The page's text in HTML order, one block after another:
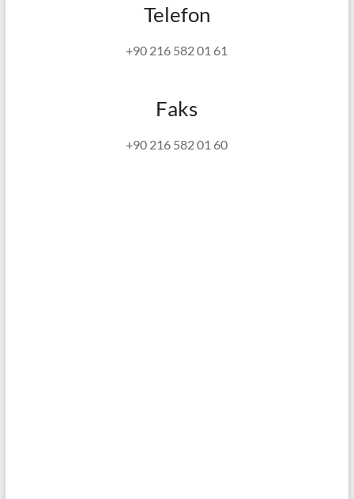
Telefon
+90 216 582 01 61
Faks
+90 216 582 01 60